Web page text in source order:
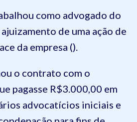
como advogado do
de uma ação de
da empresa ().
o contrato com o
pagasse R$3.000,00 em
advocatícios iniciais e